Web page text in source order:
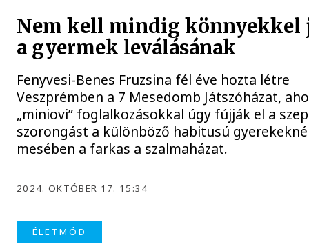
Nem kell mindig könnyekkel
a gyermek leválásának
Fenyvesi-Benes Fruzsina fél éve hozta létre
Veszprémben a 7 Mesedomb Játszóházat,
„miniovi” foglalkozásokkal úgy fújják el a
szorongást a különböző habitusú
mesében a farkas a szalmaházat.
2024. OKTÓBER 17. 15:34
ÉLETMÓD